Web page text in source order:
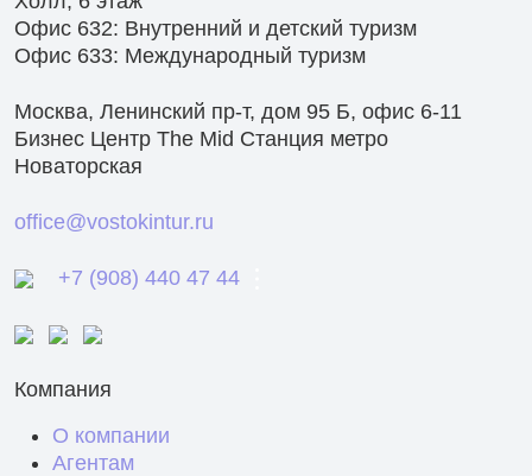
Компания
О компании
Агентам
Офис 632: Внутренний и детский туризм
Офис 633: Международный туризм
Москва, Ленинский пр-т, дом 95 Б, офис 6-11
Бизнес Центр The Mid Станция метро
Новаторская
office@vostokintur.ru
+7 (908) 440 47 44